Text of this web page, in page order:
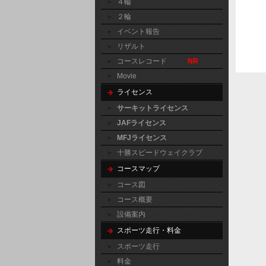
４輪
２輪
イベント報告
リザルト
コースレコード
NR
Movie
ライセンス
サーキットライセンス
JAFライセンス
MFJライセンス
十勝スピードウェイクラブ
コースマップ
コース図
コース概要
設備案内
スポーツ走行・料金
スポーツ走行
料金